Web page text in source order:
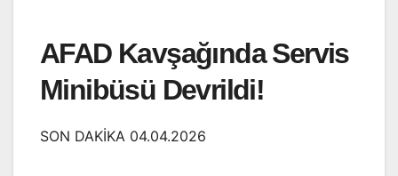
AFAD Kavşağında Servis
Minibüsü Devrildi!
SON DAKİKA 04.04.2026